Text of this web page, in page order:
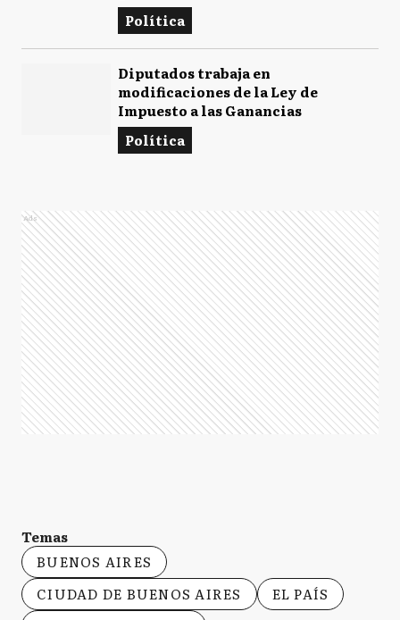
Política
Diputados trabaja en
modificaciones de la Ley de
Impuesto a las Ganancias
Política
Ads
Temas
BUENOS AIRES
CIUDAD DE BUENOS AIRES
EL PAÍS